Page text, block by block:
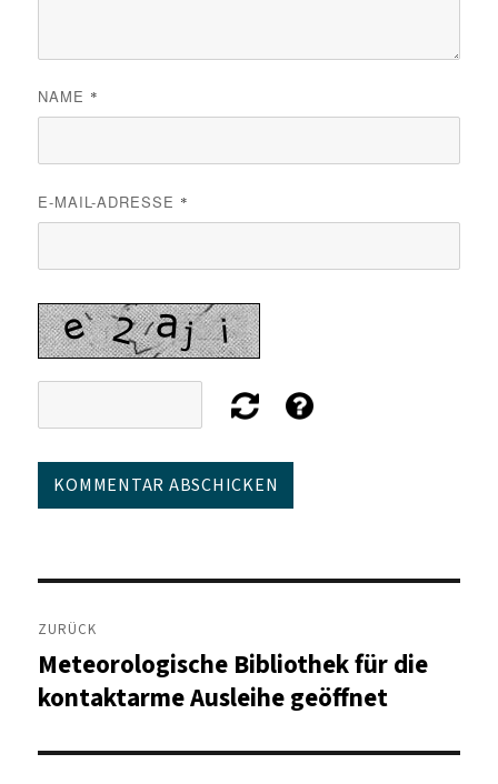
NAME *
E-MAIL-ADRESSE *
Beitragsnavigation
ZURÜCK
Vorheriger
Beitrag:
Meteorologische Bibliothek für die
kontaktarme Ausleihe geöffnet